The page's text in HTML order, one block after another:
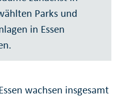
Parks und
in Essen
wachsen insgesamt